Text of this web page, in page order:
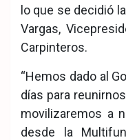
lo que se decidió
Vargas,
Carpinteros.
“Hemos dado al
días para
movilizaremos a
desde la